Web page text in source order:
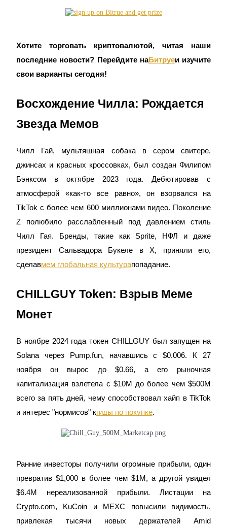
USDC фьючерсы
Фьючерсы с использованием USDC в качестве
обеспечения
Копирование торговли
Присоединяйтесь к лучшим трейдерам
Станьте копи-трейдером
Наслаждайтесь распределением прибыли и комиссиями
Хотите торговать криптовалютой, читая наши
последние новости? Перейдите наБитруеи изучите
свои варианты сегодня!
Восхождение Чилла: Рождается
Звезда Мемов
Чилл Гай, мультяшная собака в сером свитере,
джинсах и красных кроссовках, был создан Филипом
Бэнксом в октябре 2023 года. Дебютировав с
атмосферой «как-то все равно», он взорвался на
TikTok с более чем 600 миллионами видео. Поколение
Z полюбило расслабленный под давлением стиль
Чилл Гая. Бренды, такие как Sprite, НФЛ и даже
президент Сальвадора Букеле в X, приняли его,
сделавмем глобальная культурапопадание.
CHILLGUY Token: Взрыв Меме
Монет
В ноябре 2024 года токен CHILLGUY был запущен на
Solana через Pump.fun, начавшись с $0.006. К 27
ноября он вырос до $0.66, а его рыночная
капитализация взлетела с $10M до более чем $500M
всего за пять дней, чему способствовал хайп в TikTok
и интерес "нормисов" кгиды по покупке.
Ранние инвесторы получили огромные прибыли, один
превратив $1,000 в более чем $1M, а другой увидел
$6.4M нереализованной прибыли. Листации на
Crypto.com, KuCoin и MEXC повысили видимость,
привлекая тысячи новых держателей Amid